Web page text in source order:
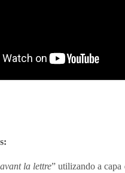
avant la lettre” utilizando a